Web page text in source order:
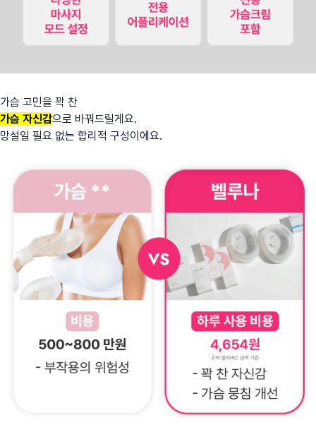
가슴 고민을 꽉 찬
가슴 자신감으로 바꿔드릴게요.
망설일 필요 없는 합리적 구성이에요.